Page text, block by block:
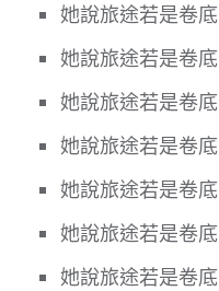
她說旅途若是卷
她說旅途若是卷
她說旅途若是卷
她說旅途若是卷
她說旅途若是卷
她說旅途若是卷
她說旅途若是卷